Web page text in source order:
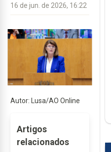
16 de jun. de 2026, 16:22
Autor: Lusa/AO Online
Artigos
relacionados